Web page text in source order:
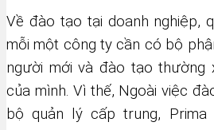
Về đào tạo tại doanh nghiệp,
mỗi một công ty cần có bộ
người mới và đào tạo thường
của mình. Vì thế, Ngoài việc
bộ quản lý cấp trung,